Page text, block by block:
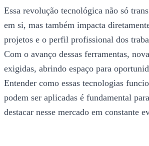
Essa revolução tecnológica não só
em si, mas também impacta
projetos e o perfil profissional dos
Com o avanço dessas ferramentas,
exigidas, abrindo espaço para
Entender como essas tecnologias
podem ser aplicadas é fundamental
destacar nesse mercado em constante